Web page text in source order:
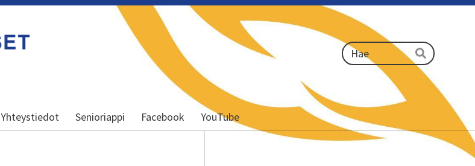
Haku
Hae
Yhteystiedot Senioriappi Facebook YouTube